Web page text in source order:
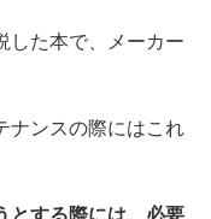
した本で、メーカー
ナンスの際にはこれ
とする際には、必要